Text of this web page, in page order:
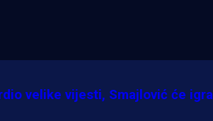
velike vijesti, Smajlović će